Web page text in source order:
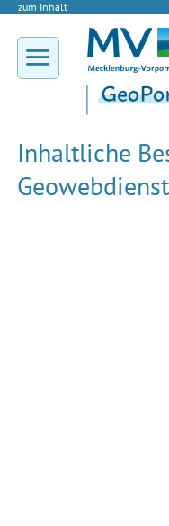
zum Inhalt
Inhaltliche
Geowebdienst